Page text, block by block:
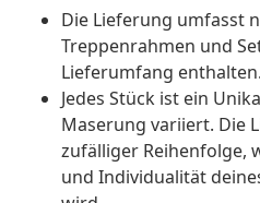
Die Lieferung umfasst
Treppenrahmen und
Lieferumfang enthalten.
Jedes Stück ist ein
Maserung variiert. Die
zufälliger Reihenfolge,
und Individualität